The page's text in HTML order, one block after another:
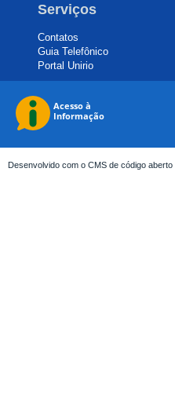
Serviços
Contatos
Guia Telefônico
Portal Unirio
Desenvolvido com o CMS de código aberto